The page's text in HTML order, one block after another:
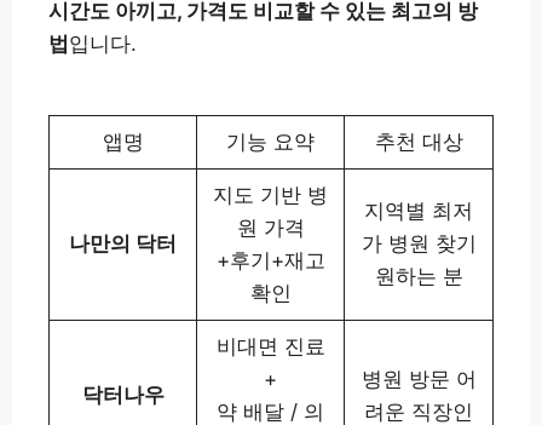
시간도 아끼고, 가격도 비교할 수 있는 최고의 방
법 입니다.
앱명 기능 요약 추천 대상
나만의 닥터
지도 기반 병
원 가격
+후기+재고
확인
지역별 최저
가 병원 찾기
원하는 분
닥터나우
비대면 진료
+
약 배달 / 의
병원 방문 어
려운 직장인